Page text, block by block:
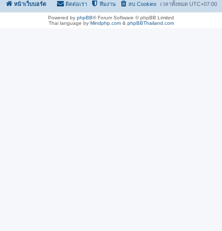
หน้าเว็บบอร์ด เวลาทั้งหมด UTC+07:00
ลบ Cookies
ทีมงาน
ติดต่อเรา
Powered by phpBB® Forum Software © phpBB Limited
Thai language by Mindphp.com& phpBBThailand.com